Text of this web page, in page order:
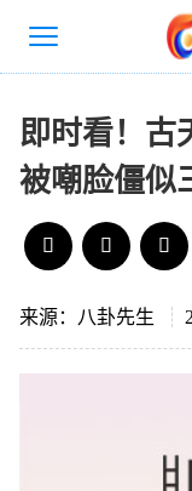
即时看！古
被嘲脸僵似
来源：八卦先生